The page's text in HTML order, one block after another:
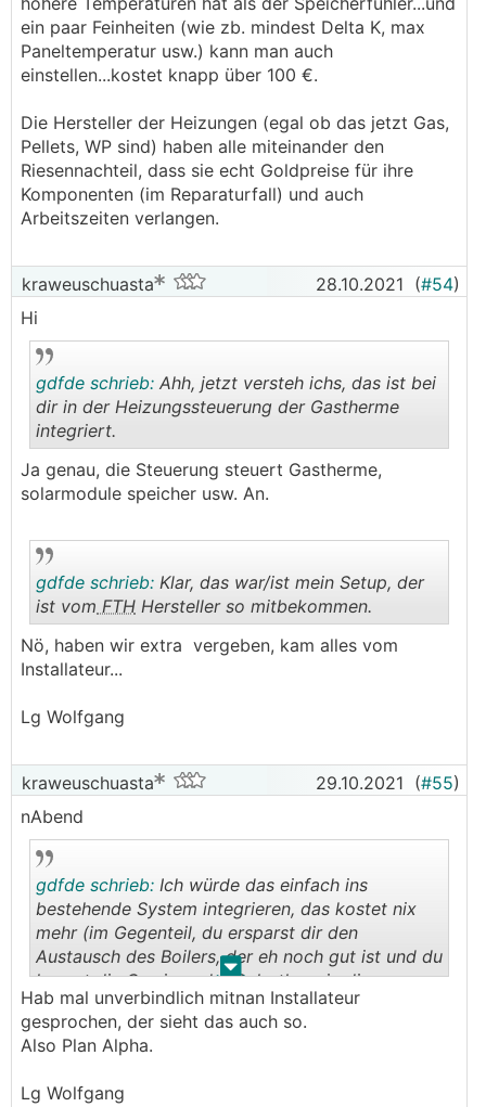
ein paar Feinheiten (wie zb. mindest Delta K, max
Paneltemperatur usw.) kann man auch
einstellen...kostet knapp über 100 €.
Die Hersteller der Heizungen (egal ob das jetzt Gas,
Pellets, WP sind) haben alle miteinander den
Riesennachteil, dass sie echt Goldpreise für ihre
Komponenten (im Reparaturfall) und auch
Arbeitszeiten verlangen.
kraweuschuasta 28.10.2021 (#54)
Hi
.
gdfde schrieb: Ahh, jetzt versteh ichs, das ist bei
dir in der Heizungssteuerung der Gastherme
integriert.
Ja genau, die Steuerung steuert Gastherme,
solarmodule speicher usw. An.
gdfde schrieb: Klar, das war/ist mein Setup, der
ist vom FTH Hersteller so mitbekommen.
Nö, haben wir extra vergeben, kam alles vom
Installateur...
Lg Wolfgang
kraweuschuasta 29.10.2021 (#55)
nAbend
. .
gdfde schrieb: Ich würde das einfach ins
bestehende System integrieren, das kostet nix
mehr (im Gegenteil, du ersparst dir den
Austausch des Boilers, der eh noch gut ist und du
kannst die Gewinne der Solarthermie die
nächsten Jahre noch locker mitnehmen, auch
wenn der Wirkungsgrad nachlässt.
Hab mal unverbindlich mitnan Installateur
gesprochen, der sieht das auch so.
Also Plan Alpha.
Lg Wolfgang